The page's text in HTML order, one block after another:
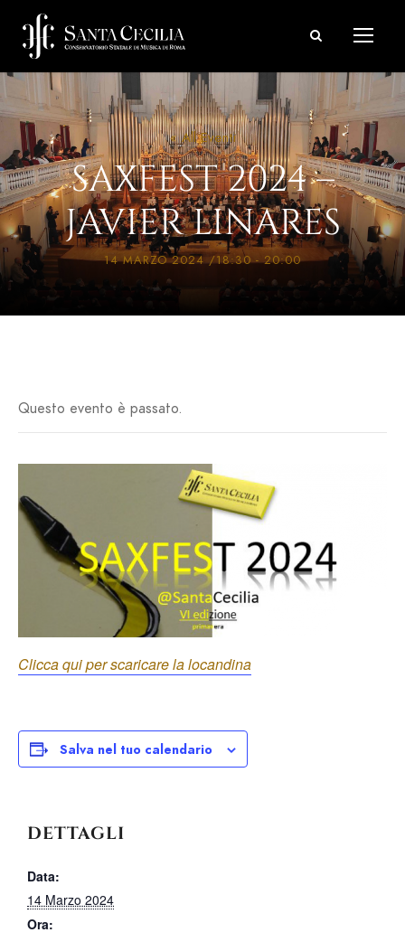
« All Eventi
SAXFEST 2024 –
JAVIER LINARES
14 MARZO 2024 /18:30-20:00
Questo evento è passato.
Clicca qui per scaricare la locandina
Salva nel tuo calendario
DETTAGLI
Data:
14 Marzo 2024
Ora: